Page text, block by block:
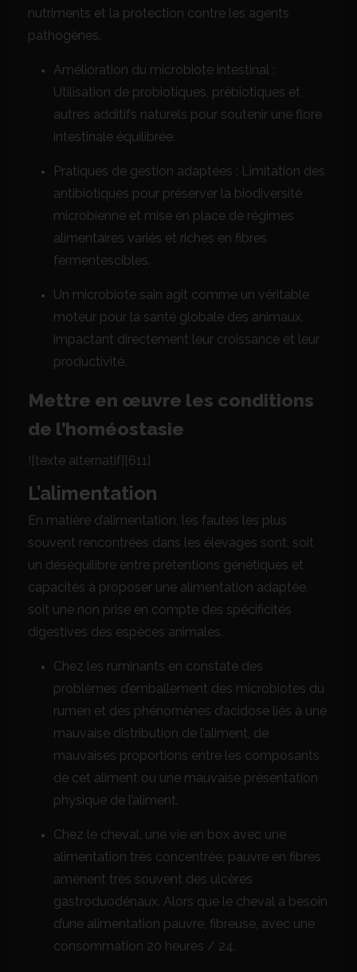
nutriments et la protection contre les agents
pathogènes.
Amélioration du microbiote intestinal :
Utilisation de probiotiques, prébiotiques et
autres additifs naturels pour soutenir une flore
intestinale équilibrée.
Pratiques de gestion adaptées : Limitation des
antibiotiques pour préserver la biodiversité
microbienne et mise en place de régimes
alimentaires variés et riches en fibres
fermentescibles.
Un microbiote sain agit comme un véritable
moteur pour la santé globale des animaux,
impactant directement leur croissance et leur
productivité.
Mettre en œuvre les conditions
de l’homéostasie
![texte alternatif][611]
L’alimentation
En matière d’alimentation, les fautes les plus
souvent rencontrées dans les élevages sont, soit
un déséquilibre entre prétentions génétiques et
capacités à proposer une alimentation adaptée,
soit une non prise en compte des spécificités
digestives des espèces animales.
Chez les ruminants en constate des
problèmes d’emballement des microbiotes du
rumen et des phénomènes d’acidose liés à une
mauvaise distribution de l’aliment, de
mauvaises proportions entre les composants
de cet aliment ou une mauvaise présentation
physique de l’aliment.
Chez le cheval, une vie en box avec une
alimentation très concentrée, pauvre en fibres
amènent très souvent des ulcères
gastroduodénaux. Alors que le cheval a besoin
d’une alimentation pauvre, fibreuse, avec une
consommation 20 heures / 24.